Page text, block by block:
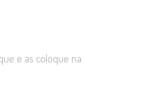
e as coloque na